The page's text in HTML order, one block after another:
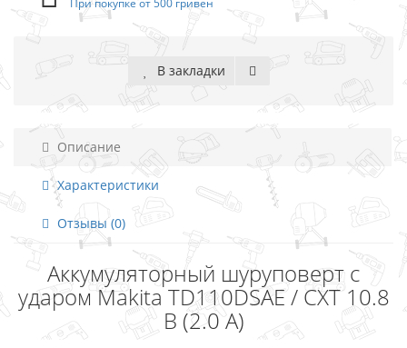
В закладки
Описание
Характеристики
Отзывы (0)
Аккумуляторный шуруповерт с
ударом Makita TD110DSAE / CXT 10.8
В (2.0 А)